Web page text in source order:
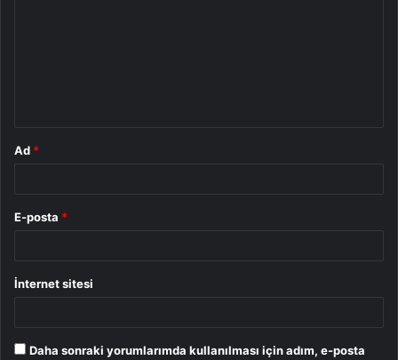
Ad *
E-posta *
İnternet sitesi
Daha sonraki yorumlarımda kullanılması için adım, e-posta